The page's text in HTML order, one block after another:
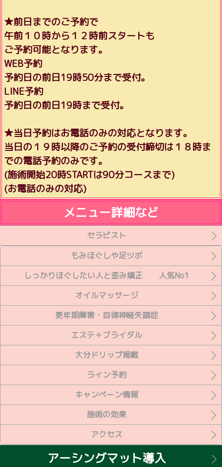
★前日までのご予約で
午前１０時から１２時前スタートも
ご予約可能となります。
WEB予約
予約日の前日19時50分まで受付。
LINE予約
予約日の前日19時まで受付。
★当日予約はお電話のみの対応となります。
当日の１９時以降のご予約の受付締切は１８時ま
での電話予約のみです。
(施術開始20時STARTは90分コースまで)
(お電話のみの対応)
メニュー詳細など
セラピスト
もみほぐしや足ツボ
しっかりほぐしたい人と歪み矯正 人気No1
オイルマッサージ
更年期障害・自律神経失調症
エステ＋ブライダル
大分ドリップ掲載
ライン予約
キャンペーン情報
施術の効果
アクセス
アーシングマット導入